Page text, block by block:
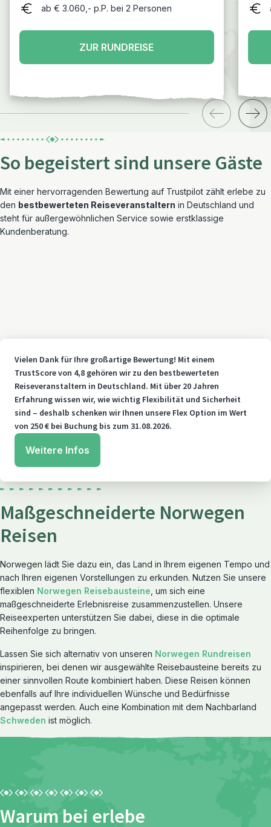
ab € 3.060,- p.P. bei 2 Personen
ZUR RUNDREISE
So begeistert sind unsere Gäste
Mit einer hervorragenden Bewertung auf Trustpilot zählt erlebe zu
den bestbewerteten Reiseveranstaltern in Deutschland und
steht für außergewöhnlichen Service sowie erstklassige
Kundenberatung.
Vielen Dank für Ihre großartige Bewertung! Mit einem
TrustScore von 4,8 gehören wir zu den bestbewerteten
Reiseveranstaltern in Deutschland. Mit über 20 Jahren
Erfahrung wissen wir, wie wichtig Flexibilität und Sicherheit
sind – deshalb schenken wir Ihnen unsere Flex Option im Wert
von 250 € bei Buchung bis zum 31.08.2026.
Weitere Infos
Maßgeschneiderte Norwegen
Reisen
Norwegen lädt Sie dazu ein, das Land in Ihrem eigenen Tempo und
nach Ihren eigenen Vorstellungen zu erkunden. Nutzen Sie unsere
flexiblen Norwegen Reisebausteine , um sich eine
maßgeschneiderte Erlebnisreise zusammenzustellen. Unsere
Reiseexperten unterstützen Sie dabei, diese in die optimale
Reihenfolge zu bringen.
Lassen Sie sich alternativ von unseren Norwegen Rundreisen
inspirieren, bei denen wir ausgewählte Reisebausteine bereits zu
einer sinnvollen Route kombiniert haben. Diese Reisen können
ebenfalls auf Ihre individuellen Wünsche und Bedürfnisse
angepasst werden. Auch eine Kombination mit dem Nachbarland
Schweden ist möglich.Rundreisen
Reiserouten entdecken
Warum bei erlebe